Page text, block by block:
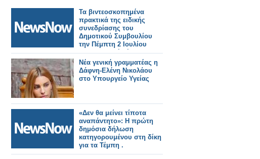
Τα βιντεοσκοπημένα
πρακτικά της ειδικής
συνεδρίασης του
Δημοτικού Συμβουλίου
την Πέμπτη 2 Ιουλίου
2026. Εκλογή νέου
Προεδρείου και Δημοτικής
Επιτροπής.
Νέα γενική γραμματέας η
Δάφνη‑Ελένη Νικολάου
στο Υπουργείο Υγείας
«Δεν θα μείνει τίποτα
αναπάντητο»: Η πρώτη
δημόσια δήλωση
κατηγορουμένου στη δίκη
για τα Τέμπη .